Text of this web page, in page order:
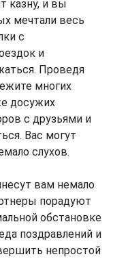
казну, и вы
мечтали весь
с
и
Проведя
многих
досужих
с друзьями и
Вас могут
слухов.
вам немало
порадуют
обстановке
поздравлений и
непростой